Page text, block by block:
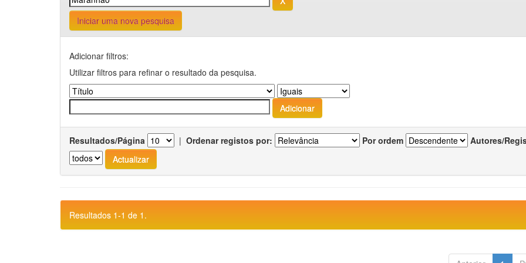
Iniciar uma nova pesquisa
Adicionar filtros:
Utilizar filtros para refinar o resultado da pesquisa.
Resultados/Página | Ordenar registos por: Por ordem Autores/
Resultados 1-1 de 1.